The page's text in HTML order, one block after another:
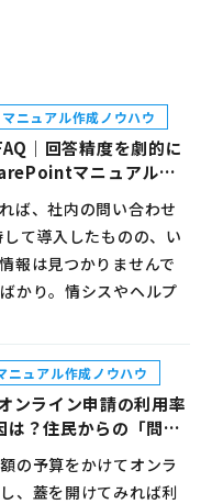
マニュアル作成ノウハウ
｜回答精度を劇的に
マニュアル管
ば、社内の問い合わせ
て導入したものの、い
報は見つかりませんで
かり。情シスやヘルプ
ニュアル作成ノウハウ
ンライン申請の利用率
は？住民からの「問い
作成術
の予算をかけてオンラ
、蓋を開けてみれば利